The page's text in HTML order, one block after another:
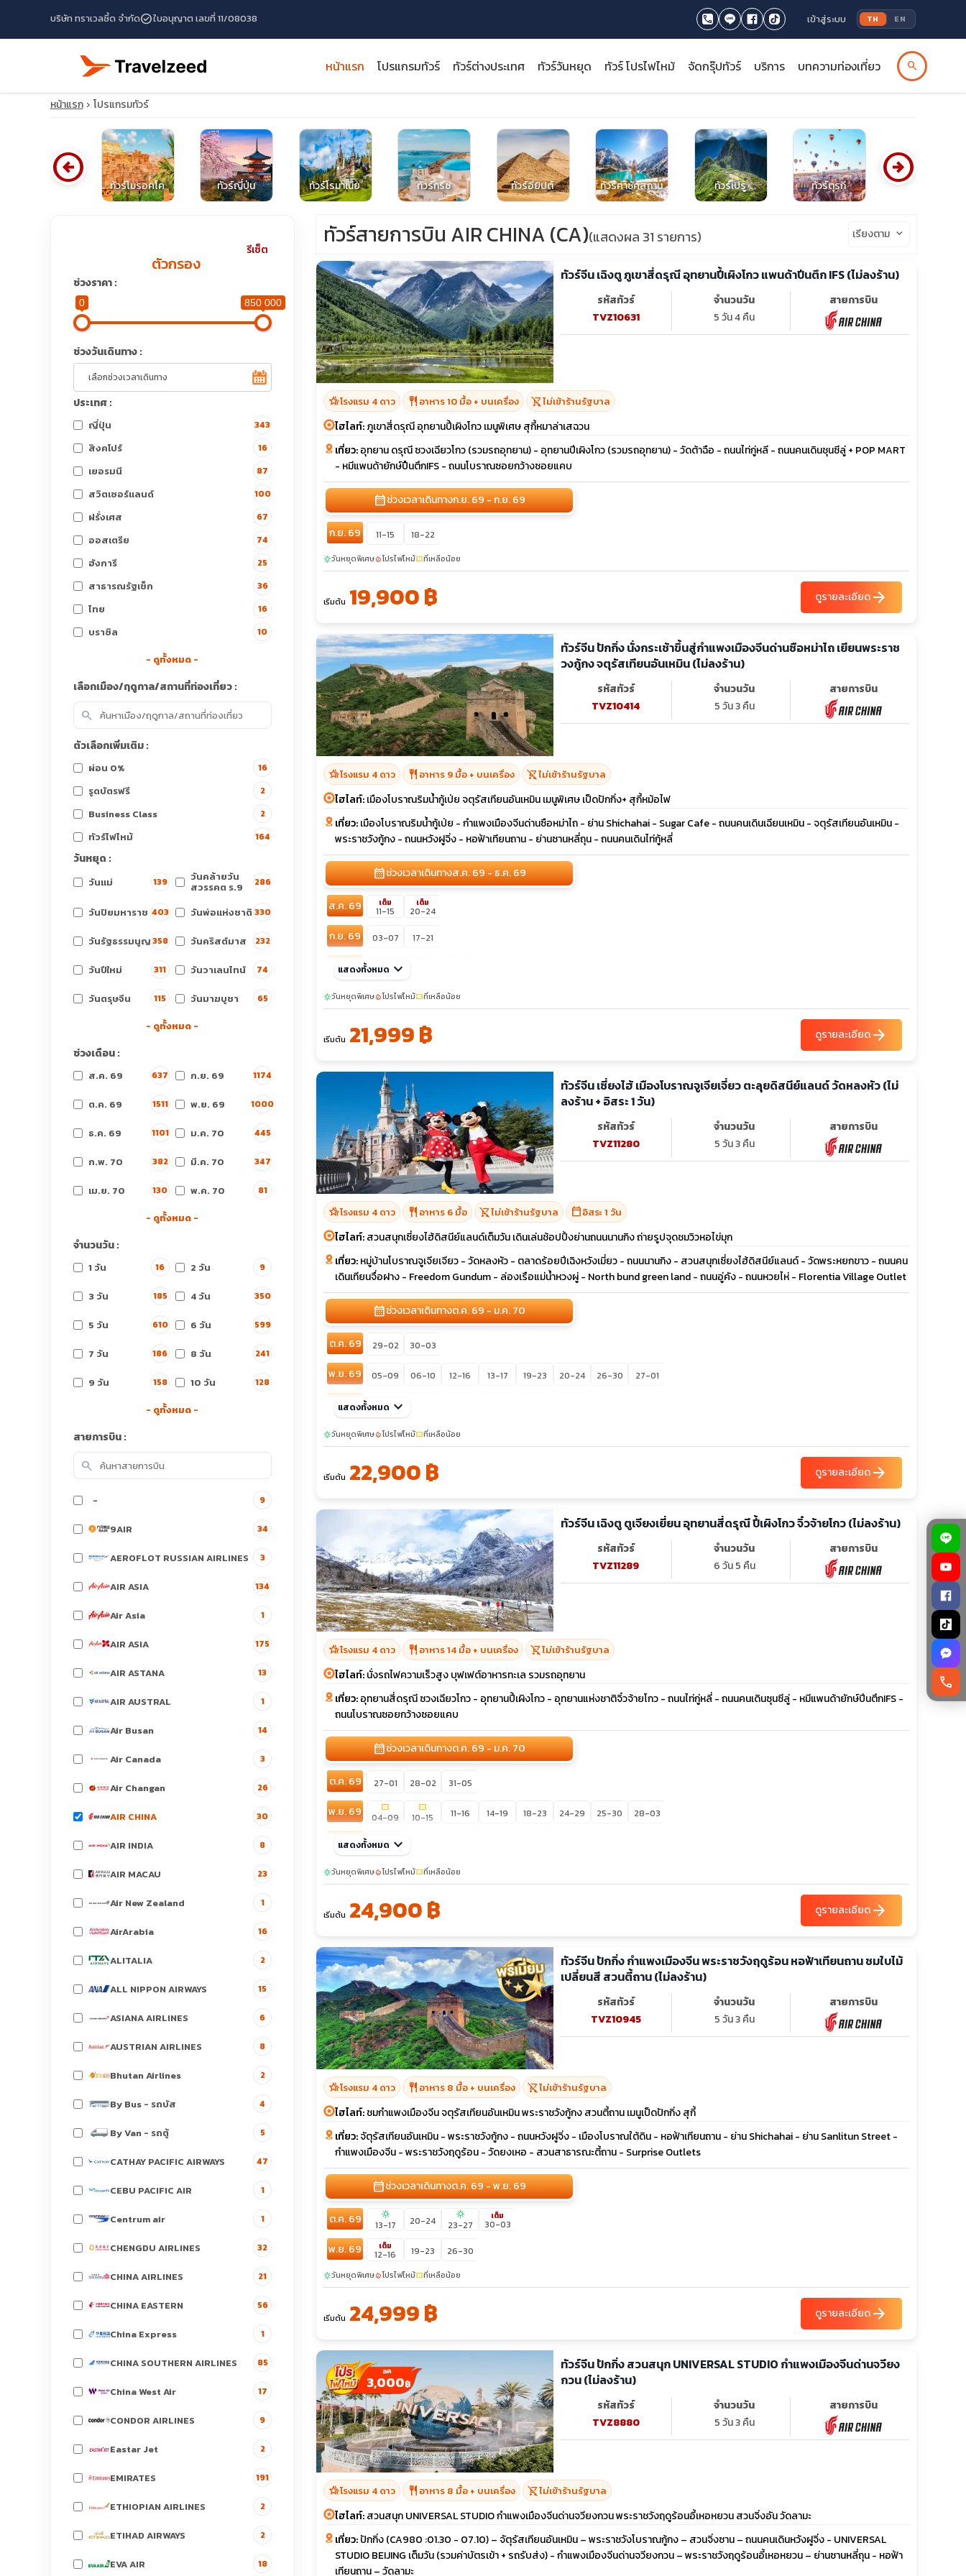
บริษัท ทราเวลซี้ด จำกัดcheck_circleใบอนุญาต เลขที่ 11/08038 เข้าสู่ระบบ TH EN
หน้าแรก โปรแกรมทัวร์ ทัวร์ต่างประเทศ ทัวร์วันหยุด ทัวร์ โปรไฟไหม้ จัดกรุ๊ปทัวร์ บริการ บทความท่องเที่ยว search
close
หน้าแรก โปรแกรมทัวร์
ทัวร์โมรอคโค ทัวร์ญี่ปุ่น ทัวร์โรมาเนีย ทัวร์กรีซ ทัวร์อียิปต์ ทัวร์คาซัคสถาน ทัวร์เปรู ทัวร์ตุรกี ทัวร์โมรอคโค
arrow_circle_left arrow_circle_right
รีเซ็ต
ตัวกรอง
ช่วงราคา :
0 850 000
ช่วงวันเดินทาง :
ประเทศ :
ญี่ปุ่น 343
สิงคโปร์ 16
เยอรมนี 87
สวิตเซอร์แลนด์ 100
ฝรั่งเศส 67
ออสเตรีย 74
ฮังการี 25
สาธารณรัฐเช็ก 36
ไทย 16
บราซิล 10
- ดูทั้งหมด -
เลือกเมือง/ฤดูกาล/สถานที่ท่องเที่ยว :
search
ตัวเลือกเพิ่มเติม :
ผ่อน 0% 16
รูดบัตรฟรี 2
Business Class 2
ทัวร์ไฟไหม้ 164
วันหยุด :
วันแม่ 139 วันคล้ายวัน
สวรรคต ร.9 286
วันปิยมหาราช 403 วันพ่อแห่งชาติ 330
วันรัฐธรรมนูญ358 วันคริสต์มาส 232
วันปีใหม่ 311 วันวาเลนไทน์ 74
วันตรุษจีน 115 วันมาฆบูชา 65
- ดูทั้งหมด -
ช่วงเดือน :
ส.ค. 69 637 ก.ย. 69 1174
ต.ค. 69 1511 พ.ย. 69 1000
ธ.ค. 69 1101 ม.ค. 70 445
ก.พ. 70 382 มี.ค. 70 347
เม.ย. 70 130 พ.ค. 70 81
- ดูทั้งหมด -
จำนวนวัน :
1 วัน 16 2 วัน 9
3 วัน 185 4 วัน 350
5 วัน 610 6 วัน 599
7 วัน 186 8 วัน 241
9 วัน 158 10 วัน 128
- ดูทั้งหมด -
สายการบิน :
search
- 9
9AIR 34
AEROFLOT RUSSIAN AIRLINES 3
AIR ASIA 134
Air Asia 1
AIR ASIA 175
AIR ASTANA 13
AIR AUSTRAL 1
Air Busan 14
Air Canada 3
Air Changan 26
AIR CHINA 30
AIR INDIA 8
AIR MACAU 23
Air New Zealand 1
AirArabia 16
ALITALIA 2
ALL NIPPON AIRWAYS 15
ASIANA AIRLINES 6
AUSTRIAN AIRLINES 8
Bhutan Airlines 2
By Bus - รถบัส 4
By Van - รถตู้ 5
CATHAY PACIFIC AIRWAYS 47
CEBU PACIFIC AIR 1
Centrum air 1
CHENGDU AIRLINES 32
CHINA AIRLINES 21
CHINA EASTERN 56
China Express 1
CHINA SOUTHERN AIRLINES 85
China West Air 17
CONDOR AIRLINES 9
Eastar Jet 2
EMIRATES 191
ETHIOPIAN AIRLINES 2
ETIHAD AIRWAYS 2
EVA AIR 18
ทัวร์สายการบิน AIR CHINA (CA)(แสดงผล 31 รายการ) เรียงตาม keyboard_arrow_down
ทัวร์จีน เฉิงตู ภูเขาสี่ดรุณี อุทยานปี้เผิงโกว แพนด้าปีนตึก IFS (ไม่ลงร้าน)
รหัสทัวร์
TVZ10631
จำนวนวัน
5 วัน 4 คืน
สายการบิน
hotel_classโรงแรม 4 ดาว restaurant อาหาร 10 มื้อ + บนเครื่อง shopping_cart_offไม่เข้าร้านรัฐบาล
ไฮไลท์:ภูเขาสี่ดรุณี อุทยานปี้เผิงโกว เมนูพิเศษ สุกี้หมาล่าเสฉวน
เที่ยว:อุทยาน ดรุณี ซวงเฉียวโกว (รวมรถอุทยาน) - อุทยานปีเผิงโกว (รวมรถอุทยาน) - วัดต้าฉือ - ถนนไท่กู่หลี - ถนนคนเดินชุนซีลู่ + POP MART
- หมีแพนด้ายักษ์ปืนตึกIFS - ถนนโบราณซอยกว้างซอยแคบ
calendar_monthช่วงเวลาเดินทางก.ย. 69 - ก.ย. 69
ก.ย. 69 11-15 18-22
sunnyวันหยุดพิเศษlocal_fire_departmentโปรไฟไหม้confirmation_numberที่เหลือน้อย
เริ่มต้น 19,900 ฿ ดูรายละเอียดarrow_forward
ทัวร์จีน ปักกิ่ง นั่งกระเช้าขึ้นสู่กำแพงเมืองจีนด่านซือหม่าไถ เยียนพระราช
วงกู้กง จตุรัสเทียนอันเหมิน (ไม่ลงร้าน)
รหัสทัวร์
TVZ10414
จำนวนวัน
5 วัน 3 คืน
สายการบิน
hotel_classโรงแรม 4 ดาว restaurant อาหาร 9 มื้อ + บนเครื่อง shopping_cart_offไม่เข้าร้านรัฐบาล
ไฮไลท์:เมืองโบราณริมน้ำกู้เป่ย จตุรัสเทียนอันเหมิน เมนูพิเศษ เป็ดปักกิ่ง+ สุกี้หม้อไฟ
เที่ยว:เมืองโบราณริมน้ำกู้เป่ย - กำแพงเมืองจีนด่านซือหม่าไถ - ย่าน Shichahai - Sugar Cafe - ถนนคนเดินเฉียนเหมิน - จตุรัสเทียนอันเหมิน -
พระราชวังกู้กง - ถนนหวังฝูจิ่ง - หอฟ้าเทียนถาน - ย่านซานหลี่ถุน - ถนนคนเดินไท่กู้หลี่
calendar_monthช่วงเวลาเดินทางส.ค. 69 - ธ.ค. 69
ส.ค. 69 เต็ม
11-15
เต็ม
20-24
ก.ย. 69 03-07 17-21
ต.ค. 69 16-20
พ.ย. 69 06-10
confirmation_number
11-15 13-17
ธ.ค. 69 10-14 18-22
แสดงทั้งหมด keyboard_arrow_down
sunnyวันหยุดพิเศษlocal_fire_departmentโปรไฟไหม้confirmation_numberที่เหลือน้อย
เริ่มต้น 21,999 ฿ ดูรายละเอียดarrow_forward
ทัวร์จีน เซี่ยงไฮ้ เมืองโบราณจูเจียเจี่ยว ตะลุยดิสนีย์แลนด์ วัดหลงหัว (ไม่
ลงร้าน + อิสระ 1 วัน)
รหัสทัวร์
TVZ11280
จำนวนวัน
5 วัน 3 คืน
สายการบิน
hotel_classโรงแรม 4 ดาว restaurant อาหาร 6 มื้อ shopping_cart_offไม่เข้าร้านรัฐบาล calendar_todayอิสระ 1 วัน
ไฮไลท์:สวนสนุกเซี่ยงไฮ้ดิสนีย์แลนด์เต็มวัน เดินเล่นช้อปปิ้งย่านถนนนานกิง ถ่ายรูปจุดชมวิวหอไข่มุก
เที่ยว:หมู่บ้านโบราณจูเจียเจียว - วัดหลงหัว - ตลาดร้อยปีเฉิงหวังเมี่ยว - ถนนนานกิง - สวนสนุกเซี่ยงไฮ้ดิสนีย์แลนด์ - วัดพระหยกขาว - ถนนคน
เดินเทียนจื่อฝาง - Freedom Gundum - ล่องเรือแม่น้ำหวงผู่ - North bund green land - ถนนอู่คัง - ถนนหวยไห่ - Florentia Village Outlet
calendar_monthช่วงเวลาเดินทางต.ค. 69 - ม.ค. 70
ต.ค. 69 29-02 30-03
พ.ย. 69 05-09 06-10 12-16 13-17 19-23 20-24 26-30 27-01
ธ.ค. 69 04-08
แสดงทั้งหมด keyboard_arrow_down
sunnyวันหยุดพิเศษlocal_fire_departmentโปรไฟไหม้confirmation_numberที่เหลือน้อย
เริ่มต้น 22,900 ฿ ดูรายละเอียดarrow_forward
ทัวร์จีน เฉิงตู ตูเจียงเยี่ยน อุทยานสี่ดรุณี ปี้เผิงโกว จิ๋วจ้ายโกว (ไม่ลงร้าน)
รหัสทัวร์
TVZ11289
จำนวนวัน
6 วัน 5 คืน
สายการบิน
hotel_classโรงแรม 4 ดาว restaurant อาหาร 14 มื้อ + บนเครื่อง shopping_cart_offไม่เข้าร้านรัฐบาล
ไฮไลท์:นั่งรถไฟความเร็วสูง บุฟเฟต์อาหารทะเล รวมรถอุทยาน
เที่ยว:อุทยานสี่ดรุณี ซวงเฉียวโกว - อุทยานปี้เผิงโกว - อุทยานแห่งชาติจิ๋วจ้ายโกว - ถนนไท่กู่หลี่ - ถนนคนเดินซุนซีลู่ - หมีแพนด้ายักษ์ปีนตึกIFS -
ถนนโบราณซอยกว้างซอยแคบ
calendar_monthช่วงเวลาเดินทางต.ค. 69 - ม.ค. 70
ต.ค. 69 27-01 28-02 31-05
พ.ย. 69 confirmation_number
04-09
confirmation_number
10-15 11-16 14-19 18-23 24-29 25-30 28-03
ธ.ค. 69 02-07
แสดงทั้งหมด keyboard_arrow_down
sunnyวันหยุดพิเศษlocal_fire_departmentโปรไฟไหม้confirmation_numberที่เหลือน้อย
เริ่มต้น 24,900 ฿ ดูรายละเอียดarrow_forward
ทัวร์จีน ปักกิ่ง กำแพงเมืองจีน พระราชวังฤดูร้อน หอฟ้าเทียนถาน ชมใบไม้
เปลี่ยนสี สวนตี้ถาน (ไม่ลงร้าน)
รหัสทัวร์
TVZ10945
จำนวนวัน
5 วัน 3 คืน
สายการบิน
hotel_classโรงแรม 4 ดาว restaurant อาหาร 8 มื้อ + บนเครื่อง shopping_cart_offไม่เข้าร้านรัฐบาล
ไฮไลท์:ชมกำแพงเมืองจีน จตุรัสเทียนอันเหมิน พระราชวังกู้กง สวนตี้ถาน เมนูเป็ดปักกิ่ง สุกี้
เที่ยว:จัตุรัสเทียนอันเหมิน - พระราชวังกู้กง - ถนนหวังฝูจิ่ง - เมืองโบราณใต้ดิน - หอฟ้าเทียนถาน - ย่าน Shichahai - ย่าน Sanlitun Street -
กำแพงเมืองจีน - พระราชวังฤดูร้อน - วัดยงเหอ - สวนสาธารณะตี้ถาน - Surprise Outlets
calendar_monthช่วงเวลาเดินทางต.ค. 69 - พ.ย. 69
ต.ค. 69 sunny
13-17 20-24
sunny
23-27
เต็ม
30-03
พ.ย. 69 เต็ม
12-16 19-23 26-30
sunnyวันหยุดพิเศษlocal_fire_departmentโปรไฟไหม้confirmation_numberที่เหลือน้อย
เริ่มต้น 24,999 ฿ ดูรายละเอียดarrow_forward
3,000฿
ทัวร์จีน ปักกิ่ง สวนสนุก UNIVERSAL STUDIO กำแพงเมืองจีนด่านจวียง
กวน (ไม่ลงร้าน)
รหัสทัวร์
TVZ8880
จำนวนวัน
5 วัน 3 คืน
สายการบิน
hotel_classโรงแรม 4 ดาว restaurant อาหาร 8 มื้อ + บนเครื่อง shopping_cart_offไม่เข้าร้านรัฐบาล
ไฮไลท์:สวนสนุก UNIVERSAL STUDIO กำแพงเมืองจีนด่านจวียงกวน พระราชวังฤดูร้อนอี้เหอหยวน สวนจิ่งอัน วัดลามะ
เที่ยว:ปักกิ่ง (CA980 :01.30 - 07.10) – จัตุรัสเทียนอันเหมิน – พระราชวังโบราณกู้กง – สวนจิ่งซาน – ถนนคนเดินหวังฝูจิ่ง - UNIVERSAL
STUDIO BEIJING เต็มวัน (รวมค่าบัตรเข้า + รถรับส่ง) - กำแพงเมืองจีนด่านจวียงกวน – พระราชวังฤดูร้อนอี้เหอหยวน – ย่านซานหลี่ถุน - หอฟ้า
เทียนถาน – วัดลามะ
call